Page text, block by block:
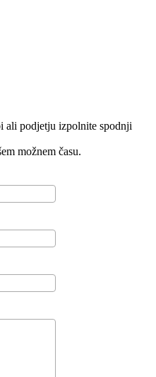
ali podjetju izpolnite spodnji
možnem času.